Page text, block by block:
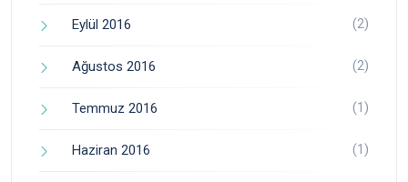
Eylül 2016 (2)
Ağustos 2016 (2)
Temmuz 2016 (1)
Haziran 2016 (1)